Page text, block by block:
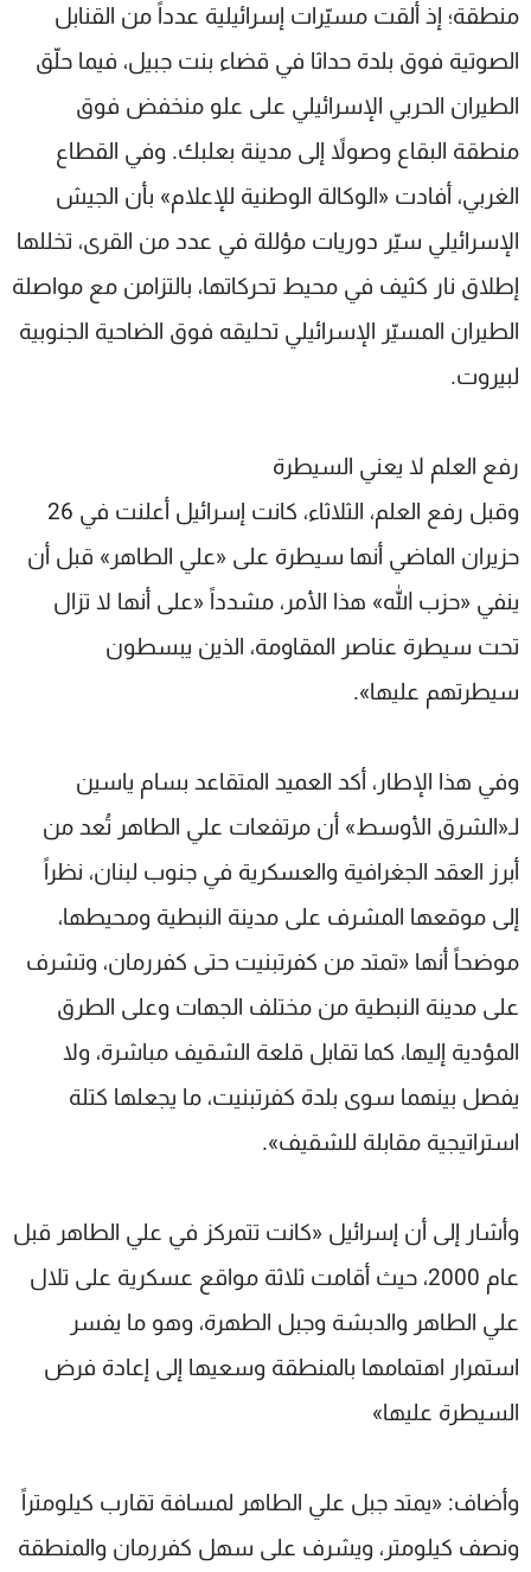
منطقة؛ إذ ألقت مسيّرات إسرائيلية عدداً من القنابل
الصوتية فوق بلدة حداثا في قضاء بنت جبيل، فيما حلّق
الطيران الحربي الإسرائيلي على علو منخفض فوق
منطقة البقاع وصولاً إلى مدينة بعلبك. وفي القطاع
الغربي، أفادت «الوكالة الوطنية للإعلام» بأن الجيش
الإسرائيلي سيّر دوريات مؤللة في عدد من القرى، تخللها
إطلاق نار كثيف في محيط تحركاتها، بالتزامن مع مواصلة
الطيران المسيّر الإسرائيلي تحليقه فوق الضاحية الجنوبية
لبيروت.
رفع العلم لا يعني السيطرة
وقبل رفع العلم، الثلاثاء، كانت إسرائيل أعلنت في 26
حزيران الماضي أنها سيطرة على «علي الطاهر» قبل أن
ينفي «حزب الله» هذا الأمر، مشدداً «على أنها لا تزال
تحت سيطرة عناصر المقاومة، الذين يبسطون
سيطرتهم عليها».
وفي هذا الإطار، أكد العميد المتقاعد بسام ياسين
لـ«الشرق الأوسط» أن مرتفعات علي الطاهر تُعد من
أبرز العقد الجغرافية والعسكرية في جنوب لبنان، نظراً
إلى موقعها المشرف على مدينة النبطية ومحيطها،
موضحاً أنها «تمتد من كفرتبنيت حتى كفررمان، وتشرف
على مدينة النبطية من مختلف الجهات وعلى الطرق
المؤدية إليها، كما تقابل قلعة الشقيف مباشرة، ولا
يفصل بينهما سوى بلدة كفرتبنيت، ما يجعلها كتلة
استراتيجية مقابلة للشقيف».
وأشار إلى أن إسرائيل «كانت تتمركز في علي الطاهر قبل
عام 2000، حيث أقامت ثلاثة مواقع عسكرية على تلال
علي الطاهر والدبشة وجبل الطهرة، وهو ما يفسر
استمرار اهتمامها بالمنطقة وسعيها إلى إعادة فرض
السيطرة عليها»
وأضاف: «يمتد جبل علي الطاهر لمسافة تقارب كيلومتراً
ونصف كيلومتر، ويشرف على سهل كفررمان والمنطقة